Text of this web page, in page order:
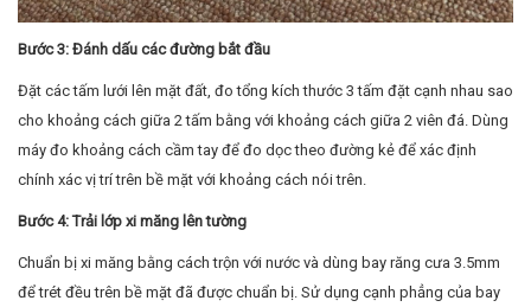
Bước 3: Đánh dấu các đường bắt đầu
Đặt các tấm lưới lên mặt đất, đo tổng kích thước 3 tấm đặt cạnh nhau sao
cho khoảng cách giữa 2 tấm bằng với khoảng cách giữa 2 viên đá. Dùng
máy đo khoảng cách cầm tay để đo dọc theo đường kẻ để xác định
chính xác vị trí trên bề mặt với khoảng cách nói trên.
Bước 4: Trải lớp xi măng lên tường
Chuẩn bị xi măng bằng cách trộn với nước và dùng bay răng cưa 3.5mm
để trét đều trên bề mặt đã được chuẩn bị. Sử dụng cạnh phẳng của bay